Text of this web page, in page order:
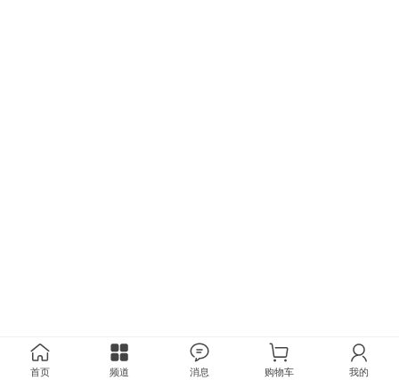
首页 频道 消息 购物车 我的